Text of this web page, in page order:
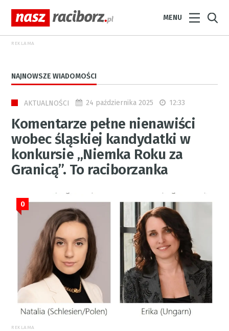
MENU
REKLAMA
NAJNOWSZE WIADOMOŚCI
AKTUALNOŚCI 24 października 2025 12:33
Komentarze pełne nienawiści
wobec śląskiej kandydatki w
konkursie „Niemka Roku za
Granicą”. To raciborzanka
0
REKLAMA